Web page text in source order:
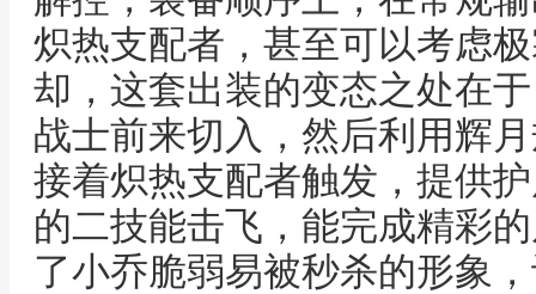
炽热支配者，甚至可以考虑
却，这套出装的变态之处在
战士前来切入，然后利用辉
接着炽热支配者触发，提供
的二技能击飞，能完成精彩
了小乔脆弱易被秒杀的形象